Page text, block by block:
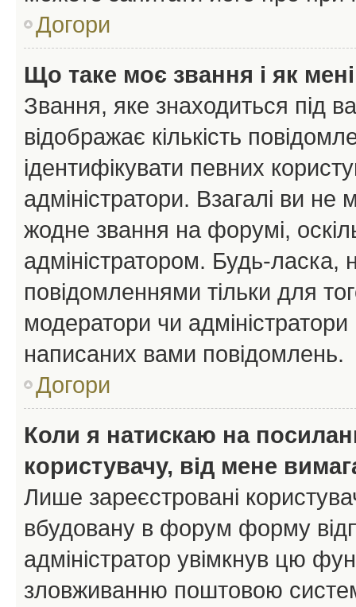
Догори
Що таке моє звання і як
Звання, яке знаходиться під
відображає кількість
ідентифікувати певних
адміністратори. Взагалі ви
жодне звання на форумі,
адміністратором. Будь-
повідомленнями тільки для
модератори чи
написаних вами повідомлень.
Догори
Коли я натискаю на
користувачу, від мене
Лише зареєстровані
вбудовану в форум форму
адміністратор увімкнув цю
зловживанню поштовою